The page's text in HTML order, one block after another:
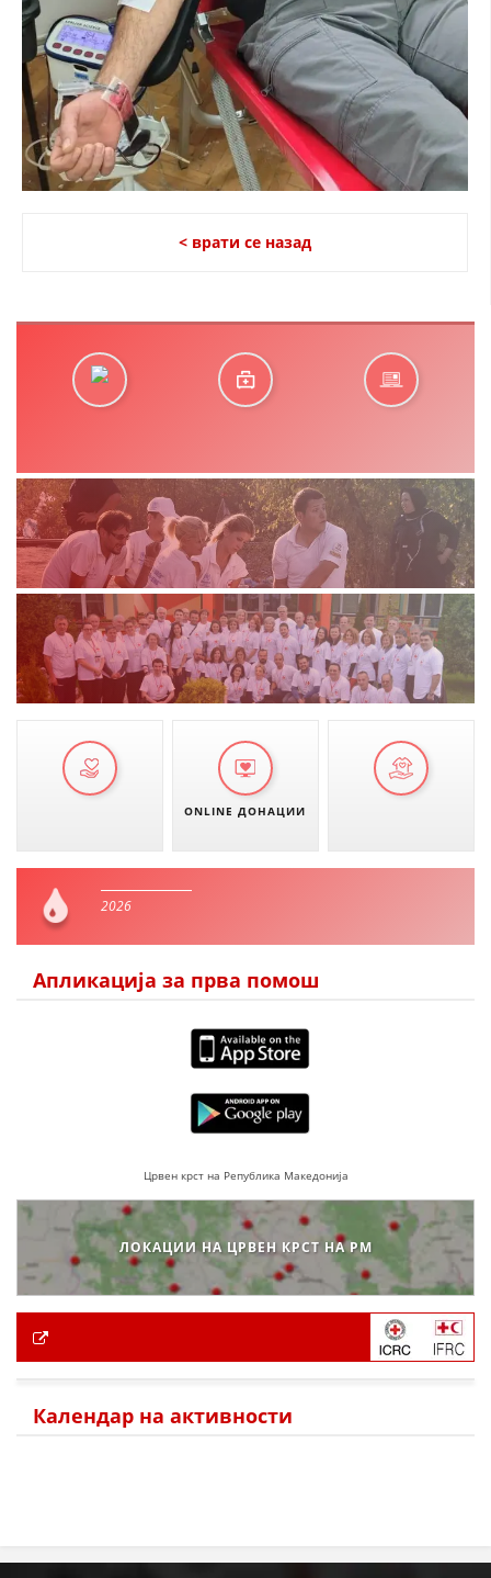
< врати се назад
ONLINE ДОНАЦИИ
2026
Апликација за прва помош
Црвен крст на Република Македонија
ЛОКАЦИИ НА ЦРВЕН КРСТ НА РМ
Календар на активности